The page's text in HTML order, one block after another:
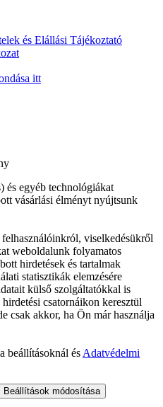
és Elállási Tájékoztató
itt
és egyéb technológiákat
vásárlási élményt nyújtsunk
viselkedésükről
weboldalunk folyamatos
hirdetések és tartalmak
statisztikák elemzésére
külső szolgáltatókkal is
csatornáikon keresztül
csak akkor, ha Ön már használja
beállításoknál és Adatvédelmi
Beállítások módosítása